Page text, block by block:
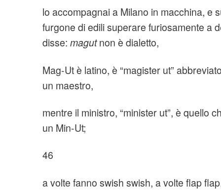
lo accompagnai a Milano in macchina, e
furgone di edili superare furiosamente a
disse: magutnon è dialetto,
Mag-Ut è latino, è “magister ut”
un maestro,
mentre il ministro, “minister ut”, è quello
un Min-Ut;
46
a volte fanno swish swish, a volte flap